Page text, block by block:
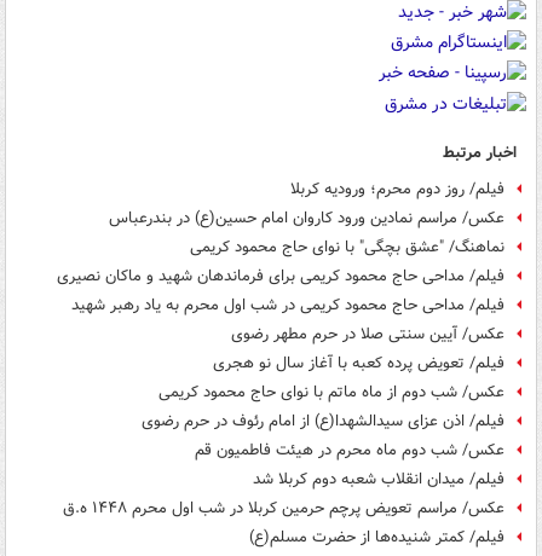
اخبار مرتبط
فیلم/ روز دوم محرم؛ ورودیه کربلا
عکس/ مراسم نمادین ورود کاروان امام حسین(ع) در بندرعباس
نماهنگ/ "عشق بچگی" با نوای حاج محمود کریمی
فیلم/ مداحی حاج محمود کریمی برای فرماندهان شهید و ماکان نصیری
فیلم/ مداحی حاج محمود کریمی در شب اول محرم به یاد رهبر شهید
عکس/ آیین سنتی صلا در حرم مطهر رضوی
فیلم/ تعویض پرده کعبه با آغاز سال نو هجری
عکس/ شب دوم از ماه ماتم با نوای حاج محمود کریمی
فیلم/ اذن عزای سیدالشهدا(ع) از امام رئوف در حرم رضوی
عکس/ شب دوم ماه محرم در هیئت فاطمیون قم
فیلم/ میدان انقلاب شعبه دوم کربلا شد
عکس/ مراسم تعویض پرچم حرمین کربلا در شب اول محرم ۱۴۴۸ ه.ق
فیلم/ کمتر شنیده‌ها از حضرت مسلم(ع)